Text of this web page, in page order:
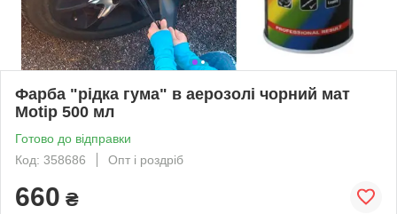
Фарба "рідка гума" в аерозолі чорний мат
Motip 500 мл
Готово до відправки
Код: 358686
Опт і роздріб
660 ₴